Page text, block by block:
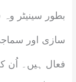
بطور سینیٹر
سازی اور
فعال ہیں۔ اُن